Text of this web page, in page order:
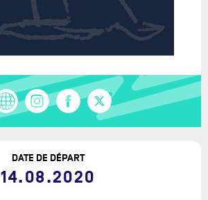
DATE DE DÉPART
14.08.2020